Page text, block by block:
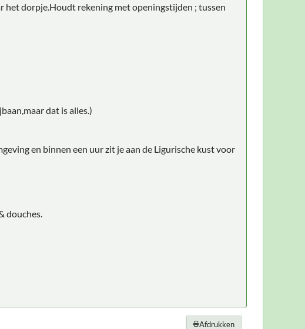
het dorpje.Houdt rekening met openingstijden ; tussen
dat is alles.)
en binnen een uur zit je aan de Ligurische kust voor
douches.
Afdrukken